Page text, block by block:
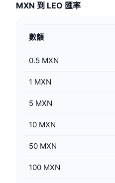
MXN 到 LEO 匯率
數額
0.5 MXN
1 MXN
5 MXN
10 MXN
50 MXN
100 MXN